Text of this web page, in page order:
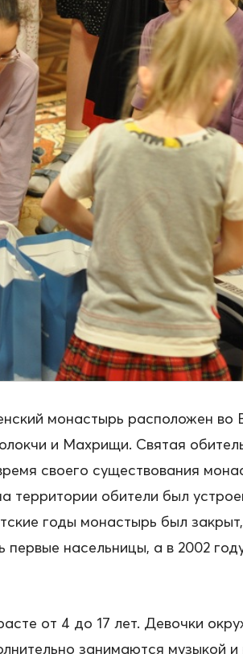
монастырь расположен во
и Махрищи. Святая
своего существования
территории обители был
годы монастырь был
насельницы, а в 2002
от 4 до 17 лет. Девочки
занимаются музыкой